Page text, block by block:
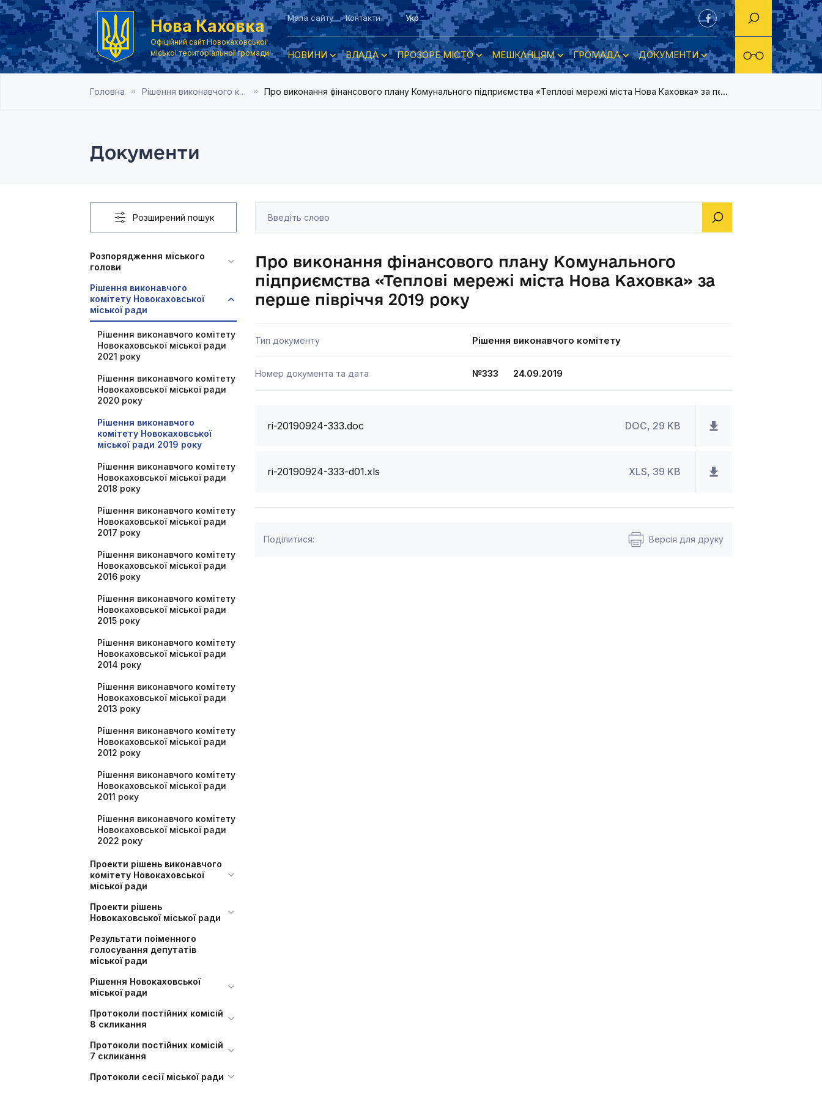
Нова Каховка
Офіційний сайт Новокаховської
міської територіальної громади
Мапа сайту Контакти Укр
НОВИНИ ВЛАДА ПРОЗОРЕ МІСТО МЕШКАНЦЯМ ГРОМАДА ДОКУМЕНТИ
Головна Рішення виконавчого комітету Новокаховської міської ради 2019 року Про виконання фінансового плану Комунального підприємства «Теплові мережі міста Нова Каховка» за перше півріччя 2019 року
Документи
Розширений пошук
Розпорядження міського
голови
Рішення виконавчого
комітету Новокаховської
міської ради
Рішення виконавчого комітету
Новокаховської міської ради
2021 року
Рішення виконавчого комітету
Новокаховської міської ради
2020 року
Рішення виконавчого
комітету Новокаховської
міської ради 2019 року
Рішення виконавчого комітету
Новокаховської міської ради
2018 року
Рішення виконавчого комітету
Новокаховської міської ради
2017 року
Рішення виконавчого комітету
Новокаховської міської ради
2016 року
Рішення виконавчого комітету
Новокаховської міської ради
2015 року
Рішення виконавчого комітету
Новокаховської міської ради
2014 року
Рішення виконавчого комітету
Новокаховської міської ради
2013 року
Рішення виконавчого комітету
Новокаховської міської ради
2012 року
Рішення виконавчого комітету
Новокаховської міської ради
2011 року
Рішення виконавчого комітету
Новокаховської міської ради
2022 року
Проекти рішень виконавчого
комітету Новокаховської
міської ради
Проекти рішень
Новокаховської міської ради
Результати поіменного
голосування депутатів
міської ради
Рішення Новокаховської
міської ради
Протоколи постійних комісій
8 скликання
Протоколи постійних комісій
7 скликання
Протоколи сесії міської ради
Про виконання фінансового плану Комунального
підприємства «Теплові мережі міста Нова Каховка» за
перше півріччя 2019 року
Тип документу Рішення виконавчого комітету
Номер документа та дата №333 24.09.2019
ri-20190924-333.doc DOC, 29 KB
ri-20190924-333-d01.xls XLS, 39 KB
Поділитися: Версія для друку